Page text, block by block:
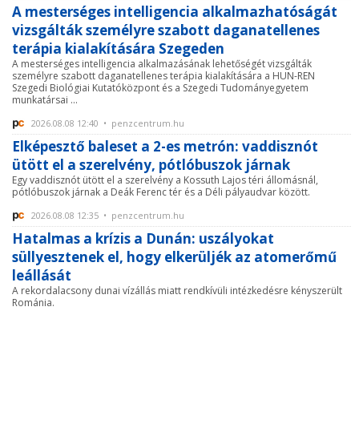
A mesterséges intelligencia alkalmazhatóságát
vizsgálták személyre szabott daganatellenes
terápia kialakítására Szegeden
A mesterséges intelligencia alkalmazásának lehetőségét vizsgálták
személyre szabott daganatellenes terápia kialakítására a HUN-REN
Szegedi Biológiai Kutatóközpont és a Szegedi Tudományegyetem
munkatársai ...
2026.08.08 12:40 • penzcentrum.hu
Elképesztő baleset a 2-es metrón: vaddisznót
ütött el a szerelvény, pótlóbuszok járnak
Egy vaddisznót ütött el a szerelvény a Kossuth Lajos téri állomásnál,
pótlóbuszok járnak a Deák Ferenc tér és a Déli pályaudvar között.
2026.08.08 12:35 • penzcentrum.hu
Hatalmas a krízis a Dunán: uszályokat
süllyesztenek el, hogy elkerüljék az atomerőmű
leállását
A rekordalacsony dunai vízállás miatt rendkívüli intézkedésre kényszerült
Románia.